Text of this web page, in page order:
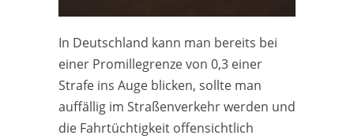
In Deutschland kann man bereits bei
einer Promillegrenze von 0,3 einer
Strafe ins Auge blicken, sollte man
auffällig im Straßenverkehr werden und
die Fahrtüchtigkeit offensichtlich